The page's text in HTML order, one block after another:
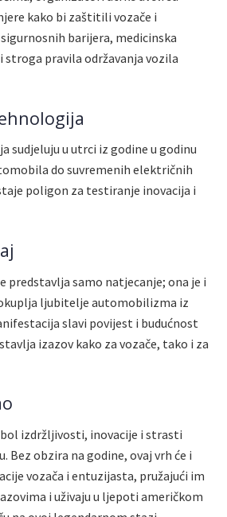
kako bi zaštitili vozače i
barijera, medicinska
pravila održavanja vozila
sudjeluju u utrci iz godine u godinu
do suvremenih električnih
poligon za testiranje inovacija i
predstavlja samo natjecanje; ona je i
ljubitelje automobilizma iz
slavi povijest i budućnost
izazov kako za vozače, tako i za
izdržljivosti, inovacije i strasti
Bez obzira na godine, ovaj vrh će i
vozača i entuzijasta, pružajući im
i uživaju u ljepoti američkom